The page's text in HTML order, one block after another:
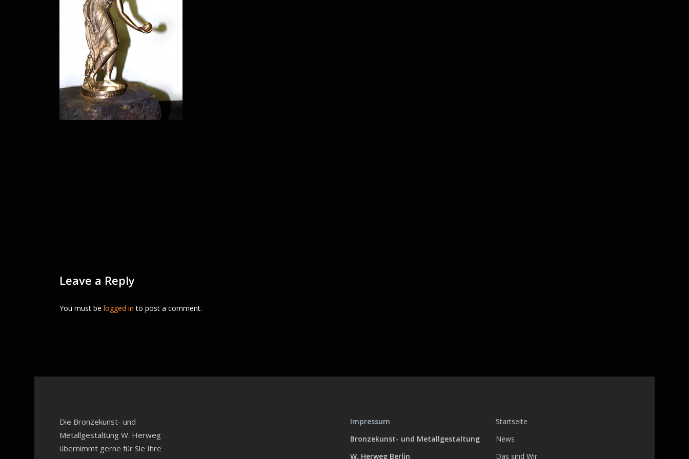
Leave a Reply
You must be logged in to post a comment.
Die Bronzekunst- und
Metallgestaltung W. Herweg
übernimmt gerne für Sie Ihre
Impressum
Bronzekunst- und Metallgestaltung
W. Herweg Berlin
Startseite
News
Das sind Wir